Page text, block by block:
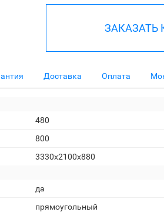
ЗАКАЗАТЬ
Доставка Оплата
480
800
3330х2100х880
да
прямоугольный